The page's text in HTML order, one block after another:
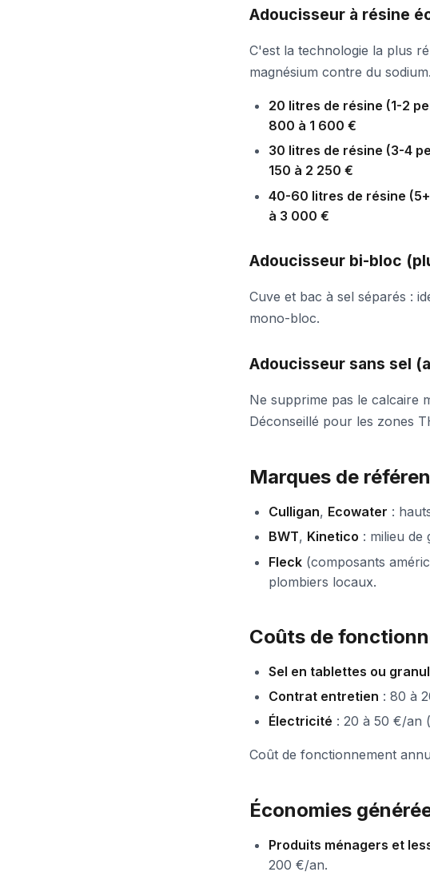
Adoucisseur à résine
C'est la technologie la plus
magnésium contre du sodium.
20 litres de résine (1-2
800 à 1 600 €
30 litres de résine (3-4
150 à 2 250 €
40-60 litres de résine
à 3 000 €
Adoucisseur bi-bloc
Cuve et bac à sel séparés :
mono-bloc.
Adoucisseur sans sel
Ne supprime pas le calcaire
Déconseillé pour les zones
Marques de
Culligan, Ecowater :
BWT, Kinetico : milieu de
Fleck (composants
plombiers locaux.
Coûts de
Sel en tablettes ou
Contrat entretien : 80 à
Électricité : 20 à 50 €/an
Coût de fonctionnement
Économies
Produits ménagers et
200 €/an.